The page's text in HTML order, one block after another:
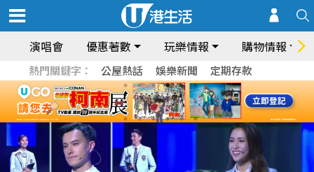
演唱會 優惠著數 玩樂情報 購物情報
熱門關鍵字： 公屋熱話 娛樂新聞 定期存款